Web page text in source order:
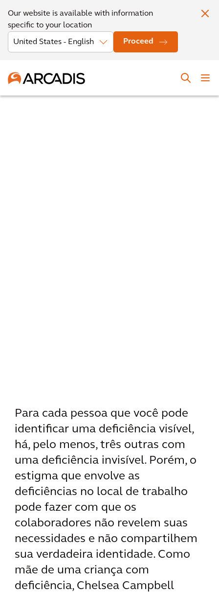
Our website is available with information
specific to your location
Proceed
Para cada pessoa que você pode
identificar uma deficiência visível,
há, pelo menos, três outras com
uma deficiência invisível. Porém, o
estigma que envolve as
deficiências no local de trabalho
pode fazer com que os
colaboradores não revelem suas
necessidades e não compartilhem
sua verdadeira identidade. Como
mãe de uma criança com
deficiência, Chelsea Campbell